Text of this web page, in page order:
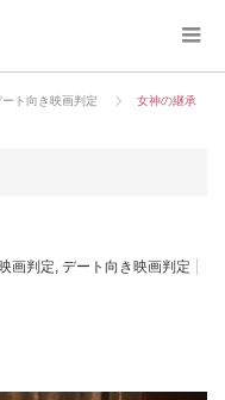
ート向き映画判定
女神の継承
画判定, デート向き映画判定